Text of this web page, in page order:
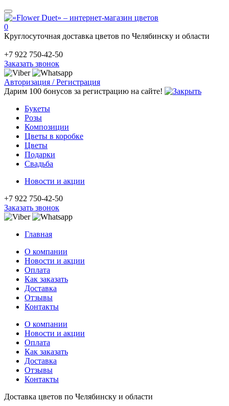
0
Круглосуточная доставка цветов по Челябинску и области
+7 922 750-42-50
Заказать звонок
Авторизация / Регистрация
Дарим 100 бонусов за регистрацию на сайте!
Букеты
Розы
Композиции
Цветы в коробке
Цветы
Подарки
Свадьба
Новости и акции
+7 922 750-42-50
Заказать звонок
Главная
О компании
Новости и акции
Оплата
Как заказать
Доставка
Отзывы
Контакты
О компании
Новости и акции
Оплата
Как заказать
Доставка
Отзывы
Контакты
Доставка цветов по Челябинску и области